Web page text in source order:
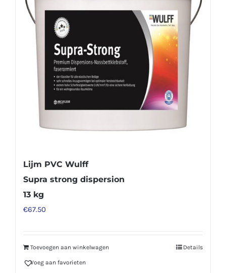
Lijm PVC Wulff
Supra strong dispersion
13 kg
€67.50
Toevoegen aan winkelwagen Details
Voeg aan favorieten